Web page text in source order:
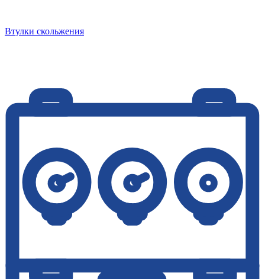
Втулки скольжения